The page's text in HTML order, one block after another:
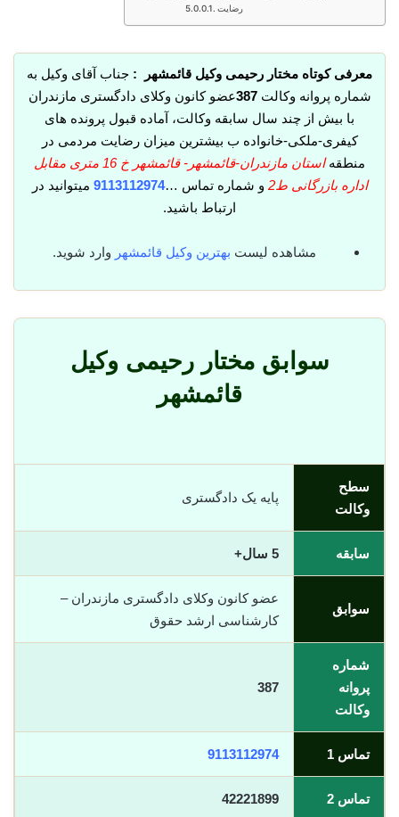
رضایت
معرفی کوتاه مختار رحیمی وکیل قائمشهر : جناب آقای وکیل به
شماره پروانه وکالت387عضو کانون وکلای دادگستری مازندران
با بیش از چند سال سابقه وکالت، آماده قبول پرونده های
کیفری-ملکی-خانواده ب بیشترین میزان رضایت مردمی در
منطقه
استان مازندران-قائمشهر- قائمشهر خ 16 متری مقابل
اداره بازرگانی ط2
و شماره تماس …9113112974 میتوانید در
ارتباط باشید.
مشاهده لیست بهترین وکیل قائمشهر وارد شوید.
سوابق مختار رحیمی وکیل
قائمشهر
سطح
وکالت
پایه یک دادگستری
سابقه 5 سال+
سوابق
عضو کانون وکلای دادگستری مازندران –
کارشناسی ارشد حقوق
شماره
پروانه
وکالت
387
تماس 1 9113112974
تماس 2 42221899